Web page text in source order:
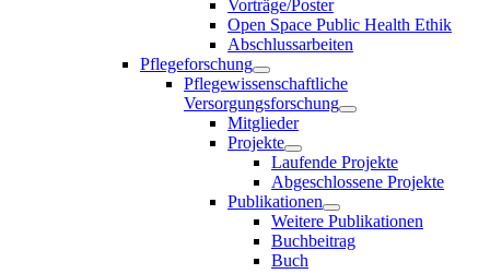
Vorträge/Poster
Open Space Public Health Ethik
Abschlussarbeiten
Pflegeforschung
Pflegewissenschaftliche
Versorgungsforschung
Mitglieder
Projekte
Laufende Projekte
Abgeschlossene Projekte
Publikationen
Weitere Publikationen
Buchbeitrag
Buch